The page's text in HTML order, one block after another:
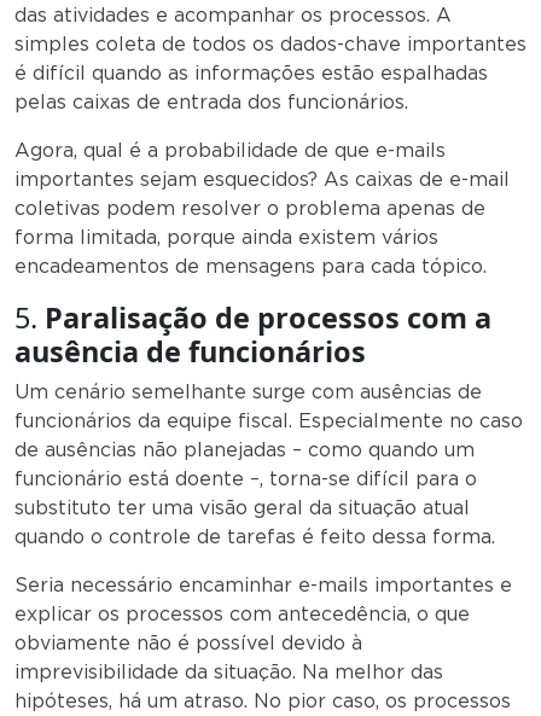
das atividades e acompanhar os processos. A
simples coleta de todos os dados-chave importantes
é difícil quando as informações estão espalhadas
pelas caixas de entrada dos funcionários.
Agora, qual é a probabilidade de que e-mails
importantes sejam esquecidos? As caixas de e-mail
coletivas podem resolver o problema apenas de
forma limitada, porque ainda existem vários
encadeamentos de mensagens para cada tópico.
5. Paralisação de processos com a
ausência de funcionários
Um cenário semelhante surge com ausências de
funcionários da equipe fiscal. Especialmente no caso
de ausências não planejadas – como quando um
funcionário está doente –, torna-se difícil para o
substituto ter uma visão geral da situação atual
quando o controle de tarefas é feito dessa forma.
Seria necessário encaminhar e-mails importantes e
explicar os processos com antecedência, o que
obviamente não é possível devido à
imprevisibilidade da situação. Na melhor das
hipóteses, há um atraso. No pior caso, os processos